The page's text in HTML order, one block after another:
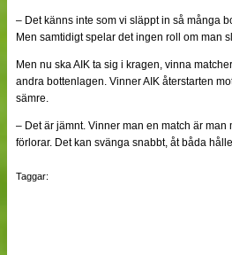
– Det känns inte som vi släppt in så många
Men samtidigt spelar det ingen roll om man
Men nu ska AIK ta sig i kragen, vinna
andra bottenlagen. Vinner AIK återstarten
sämre.
– Det är jämnt. Vinner man en match är
förlorar. Det kan svänga snabbt, åt båda
Taggar: